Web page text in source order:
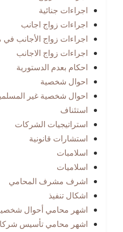
اجراءات جنائية
اجراءات زواج اجانب
اجراءات زواج الأجانب
اجراءات زواج الاجانب
احكام بعدم الدستورية
احوال شخصية
احوال شخصية غير
استئناف
استراتيجيات الشركات
استشارات قانونية
اسلامبات
اسلاميات
اشرف مشرف المحامي
اشكال تنفيذ
اشهر محامي أحوال
اشهر محامي تأسيس